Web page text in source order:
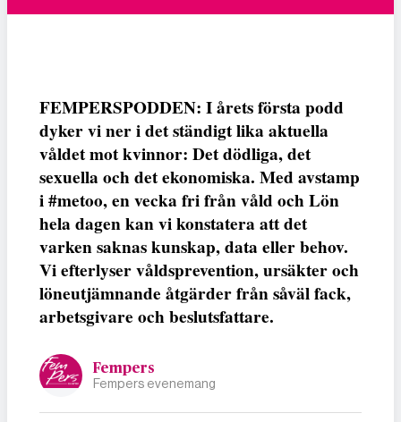
FEMPERSPODDEN: I årets första podd
dyker vi ner i det ständigt lika aktuella
våldet mot kvinnor: Det dödliga, det
sexuella och det ekonomiska. Med avstamp
i #metoo, en vecka fri från våld och Lön
hela dagen kan vi konstatera att det
varken saknas kunskap, data eller behov.
Vi efterlyser våldsprevention, ursäkter och
löneutjämnande åtgärder från såväl fack,
arbetsgivare och beslutsfattare.
Fempers
Fempers evenemang